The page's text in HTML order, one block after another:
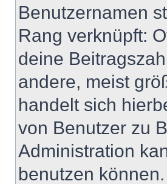
Benutzernamen
Rang verknüpft:
deine
andere, meist
handelt sich
von Benutzer zu
Administration
benutzen